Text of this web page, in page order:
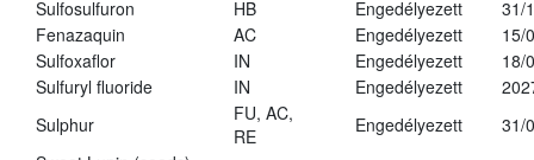
Sulfosulfuron
HB Engedélyezett
31/
Fenazaquin
AC Engedélyezett
15/
Sulfoxaflor
IN Engedélyezett
18/
Sulfuryl fluoride
IN Engedélyezett
Sulphur
FU, AC,
RE
Engedélyezett
31/